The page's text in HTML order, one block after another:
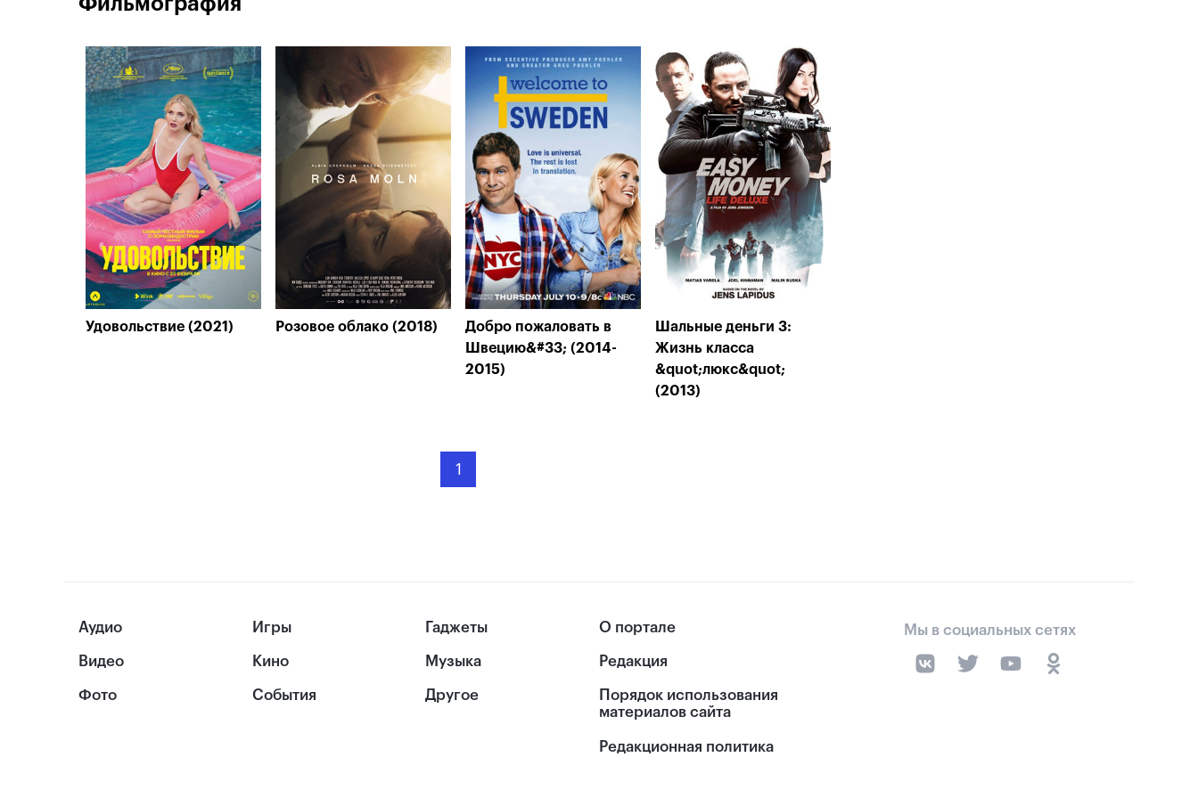
Удовольствие (2021) Розовое облако (2018)
Добро пожаловать в
Швецию&#33; (2014-
2015)
Шальные деньги 3:
Жизнь класса
&quot;люкс&quot;
(2013)
1
Аудио
Видео
Фото
Игры
Кино
События
Гаджеты
Музыка
Другое
О портале
Редакция
Порядок использования
материалов сайта
Редакционная политика
Мы в социальных сетях